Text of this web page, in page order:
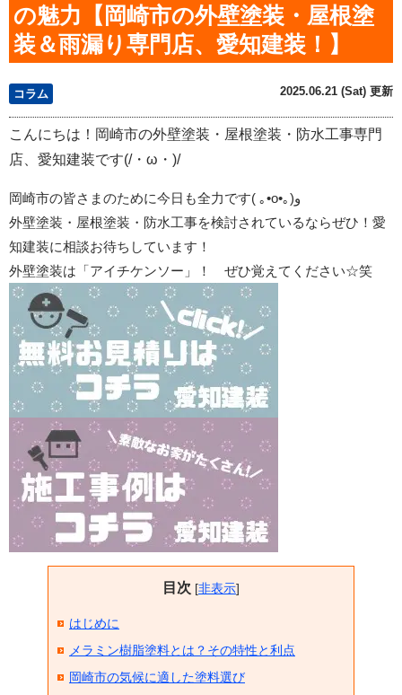
の魅力【岡崎市の外壁塗装・屋根塗
装＆雨漏り専門店、愛知建装！】
コラム 2025.06.21 (Sat) 更新
こんにちは！岡崎市の外壁塗装・屋根塗装・防水工事専門
店、愛知建装です(/・ω・)/
岡崎市の皆さまのために今日も全力です( ｡•o•｡)و
外壁塗装・屋根塗装・防水工事を検討されているならぜひ！愛
知建装に相談お待ちしています！
外壁塗装は「アイチケンソー」！ ぜひ覚えてください☆笑
目次 [非表示]
はじめに
メラミン樹脂塗料とは？その特性と利点
岡崎市の気候に適した塗料選び